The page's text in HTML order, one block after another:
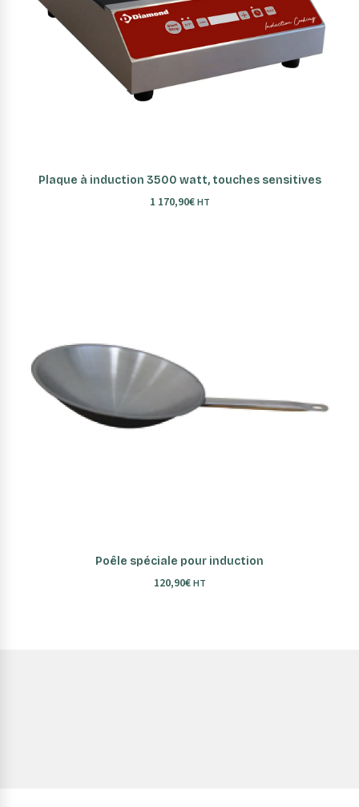
AJOUTER AU PANIER
Plaque à induction 3500 watt, touches sensitives
1 170,90€ HT
AJOUTER AU PANIER
Poêle spéciale pour induction
120,90€ HT